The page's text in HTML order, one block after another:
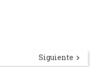
Siguiente 